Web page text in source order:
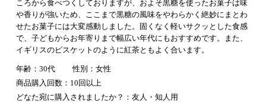
ころから食べつくしておりますが、およそ黒糖を使ったお菓子は味
や香りが強いため、ここまで黒糖の風味をやわらかく絶妙にまとわ
せたお菓子には大変感動しました。固くなく軽いサクッとした食感
で、子どもからお年寄りまで幅広い年代にもおすすめです。また、
イギリスのビスケットのように紅茶ともよく合います。
年齢：30代
性別：女性
商品購入回数：10回以上
どなた宛に購入されましたか？：友人・知人用